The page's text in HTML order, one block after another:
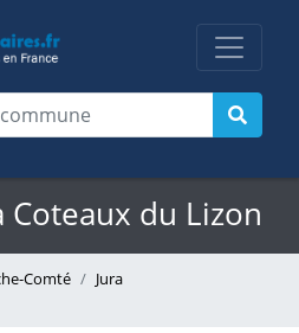
du Lizon
Comté
Jura